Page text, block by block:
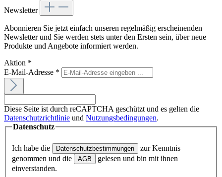
Newsletter
Abonnieren Sie jetzt einfach unseren regelmäßig erscheinenden
Newsletter und Sie werden stets unter den Ersten sein, über neue
Produkte und Angebote informiert werden.
Aktion *
E-Mail-Adresse *
Diese Seite ist durch reCAPTCHA geschützt und es gelten die
Datenschutzrichtlinie und Nutzungsbedingungen.
Datenschutz
Ich habe die Datenschutzbestimmungen
zur Kenntnis
genommen und die
AGB
gelesen und bin mit ihnen
einverstanden.